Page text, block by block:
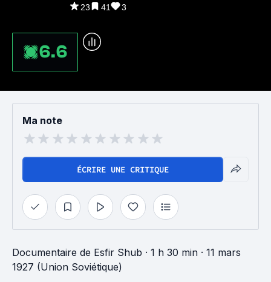
23 41 3
6.6
Ma note
ÉCRIRE UNE CRITIQUE
Documentaire de Esfir Shub · 1 h 30 min · 11 mars
1927 (Union Soviétique)